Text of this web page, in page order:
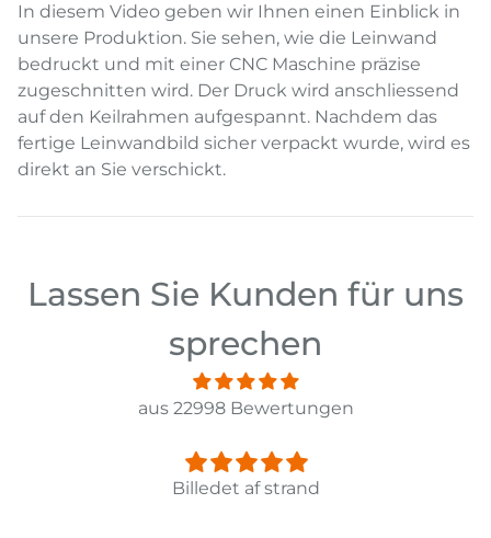
In diesem Video geben wir Ihnen einen Einblick in
unsere Produktion. Sie sehen, wie die Leinwand
bedruckt und mit einer CNC Maschine präzise
zugeschnitten wird. Der Druck wird anschliessend
auf den Keilrahmen aufgespannt. Nachdem das
fertige Leinwandbild sicher verpackt wurde, wird es
direkt an Sie verschickt.
Lassen Sie Kunden für uns
sprechen
aus 22998 Bewertungen
Panorama Leinwandbild 3-teilig Old Pier Ii